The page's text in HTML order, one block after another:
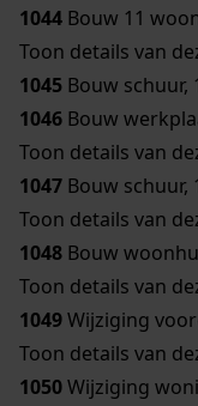
1044 Bouw 11
Toon details van
1045 Bouw schuur,
1046 Bouw
Toon details van
1047 Bouw schuur,
Toon details van
1048 Bouw
Toon details van
1049Wijziging
Toon details van
1050Wijziging